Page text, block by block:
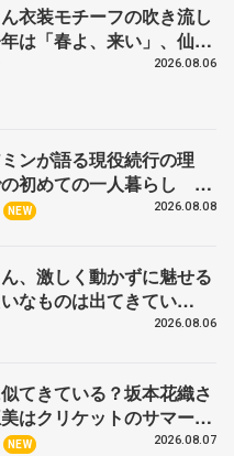
衣装モチーフの吹き流し
は「春よ、来い」、仙台
2026.08.06
ンが語る現役続行の理
初めての一人暮らし 注
の「今」に迫る
NEW 2026.08.08
、激しく動かずに魅せる
いなものは出てきてい
さん〟と慕うレジェンド
2026.08.06
てきている？坂本花織さ
はクリケットのサマーキ
田麻央はたくさん試合に
NEW 2026.08.07